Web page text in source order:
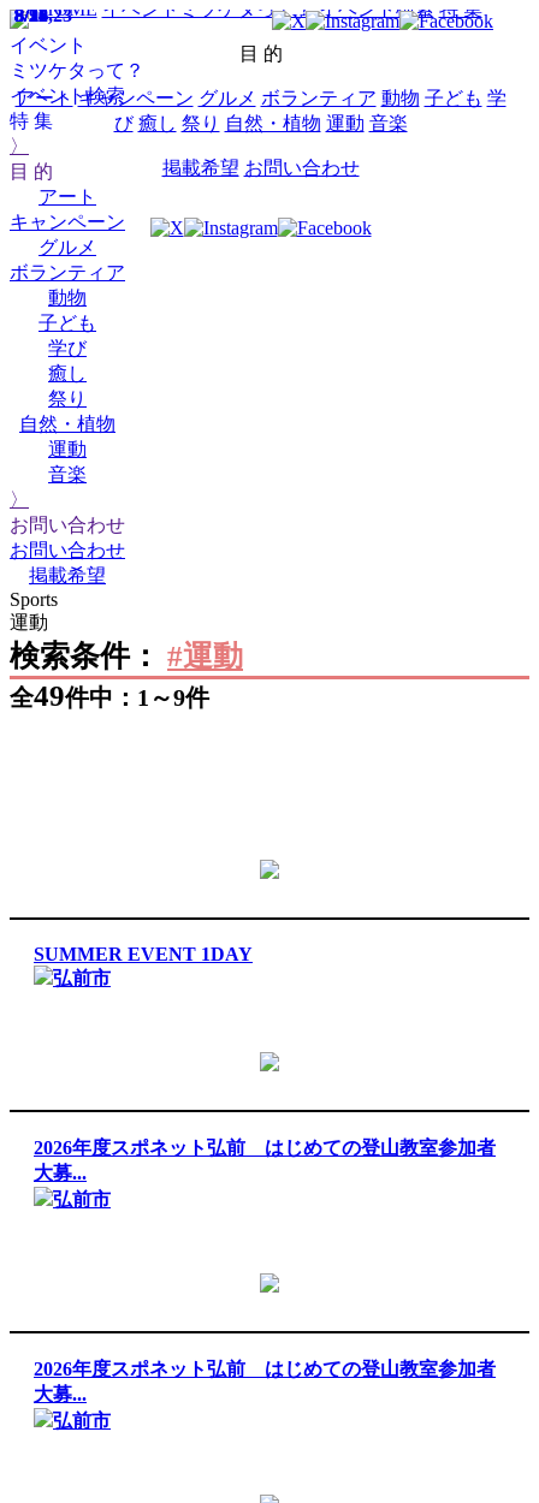
イベント
ミツケタって？
イベント検索
特 集
〉
目 的
アート
キャンペーン
グルメ
ボランティア
動物
子ども
学び
癒し
祭り
自然・植物
運動
音楽
〉
お問い合わせ
お問い合わせ
掲載希望
HOME イベントミツケタって？ イベント検索 特 集
目 的
アート キャンペーン グルメ ボランティア 動物 子ども 学
び 癒し 祭り 自然・植物 運動 音楽
掲載希望 お問い合わせ
Sports
運動
検索条件： #運動
全49件中：1～9件
8/9
SUMMER EVENT 1DAY
弘前市
8/11
2026年度スポネット弘前 はじめての登山教室参加者
大募...
弘前市
8/15
2026年度スポネット弘前 はじめての登山教室参加者
大募...
弘前市
8/16
8/22,23
8/24
8/28
8/30
9/1